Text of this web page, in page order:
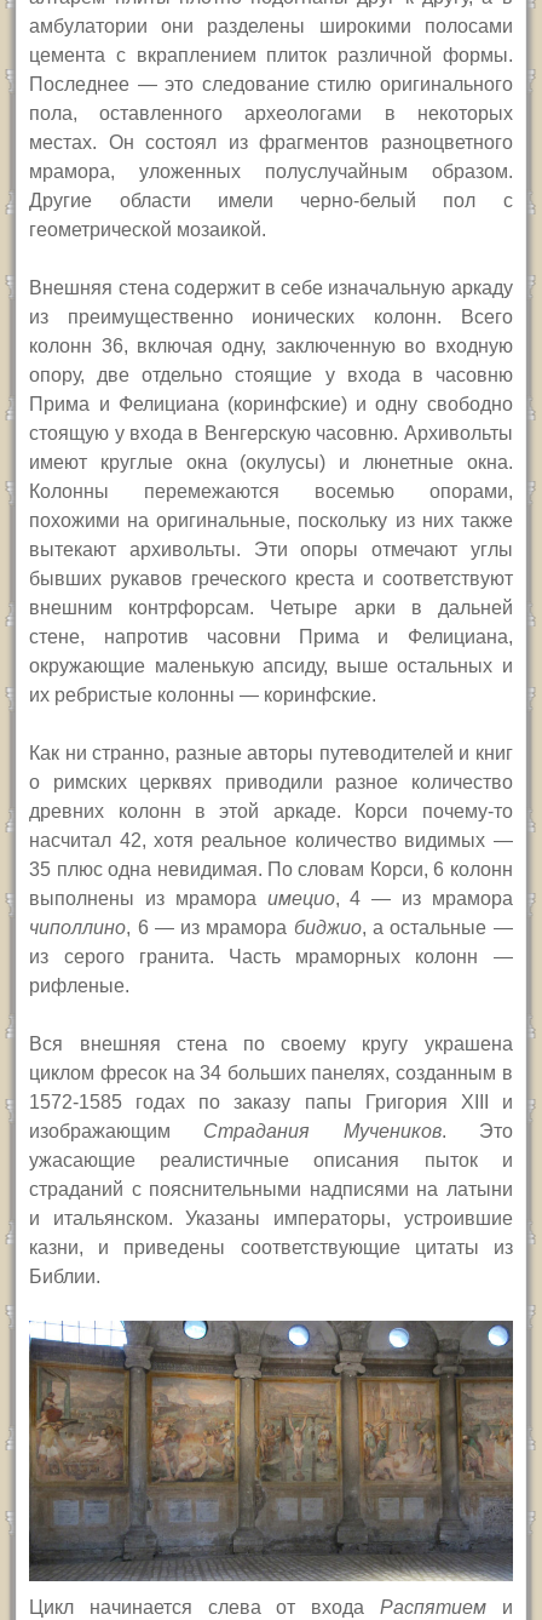
амбулатории они разделены широкими полосами
цемента с вкраплением плиток различной формы.
Последнее — это следование стилю оригинального
пола, оставленного археологами в некоторых
местах. Он состоял из фрагментов разноцветного
мрамора, уложенных полуслучайным образом.
Другие области имели черно-белый пол с
геометрической мозаикой.
Внешняя стена содержит в себе изначальную аркаду
из преимущественно ионических колонн. Всего
колонн 36, включая одну, заключенную во входную
опору, две отдельно стоящие у входа в часовню
Прима и Фелициана (коринфские) и одну свободно
стоящую у входа в Венгерскую часовню. Архивольты
имеют круглые окна (окулусы) и люнетные окна.
Колонны перемежаются восемью опорами,
похожими на оригинальные, поскольку из них также
вытекают архивольты. Эти опоры отмечают углы
бывших рукавов греческого креста и соответствуют
внешним контрфорсам. Четыре арки в дальней
стене, напротив часовни Прима и Фелициана,
окружающие маленькую апсиду, выше остальных и
их ребристые колонны — коринфские.
Как ни странно, разные авторы путеводителей и книг
о римских церквях приводили разное количество
древних колонн в этой аркаде. Корси почему-то
насчитал 42, хотя реальное количество видимых —
35 плюс одна невидимая. По словам Корси, 6 колонн
выполнены из мрамора имецио, 4 — из мрамора
чиполлино, 6 — из мрамора биджио, а остальные —
из серого гранита. Часть мраморных колонн —
рифленые.
Вся внешняя стена по своему кругу украшена
циклом фресок на 34 больших панелях, созданным в
1572-1585 годах по заказу папы Григория XIII и
изображающим Страдания Мучеников. Это
ужасающие реалистичные описания пыток и
страданий с пояснительными надписями на латыни
и итальянском. Указаны императоры, устроившие
казни, и приведены соответствующие цитаты из
Библии.
Цикл начинается слева от входа Распятиеми